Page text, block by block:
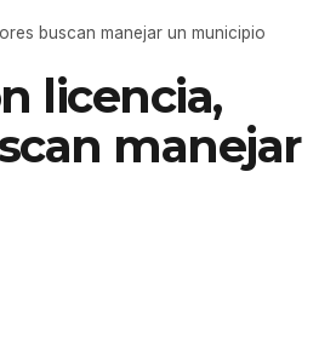
buscan manejar un municipio
licencia,
manejar